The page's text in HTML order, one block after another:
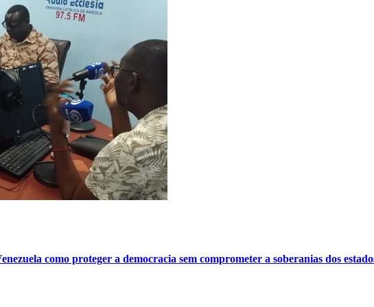
como proteger a democracia sem comprometer a soberanias dos